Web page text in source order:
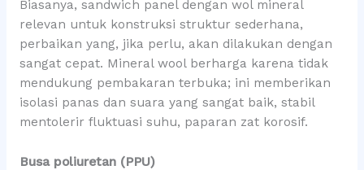
Biasanya, sandwich panel dengan wol mineral
relevan untuk konstruksi struktur sederhana,
perbaikan yang, jika perlu, akan dilakukan dengan
sangat cepat. Mineral wool berharga karena tidak
mendukung pembakaran terbuka; ini memberikan
isolasi panas dan suara yang sangat baik, stabil
mentolerir fluktuasi suhu, paparan zat korosif.
Busa poliuretan (PPU)